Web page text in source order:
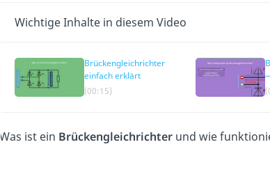
Wichtige Inhalte in diesem Video
Brückengleichrichter
einfach erklärt
(00:15)
Was ist ein Brückengleichrichter und wie